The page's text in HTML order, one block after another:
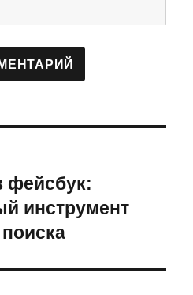
фейсбук:
инструмент